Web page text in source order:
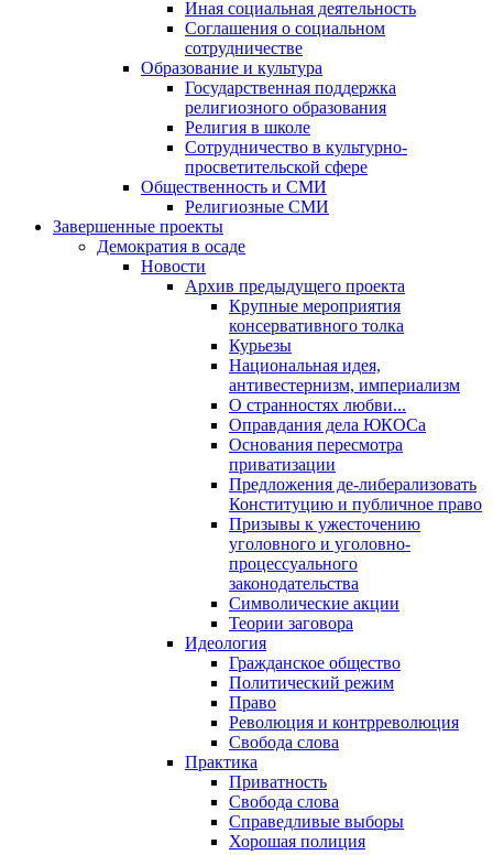
Иная социальная деятельность
Соглашения о социальном
сотрудничестве
Образование и культура
Государственная поддержка
религиозного образования
Религия в школе
Сотрудничество в культурно-
просветительской сфере
Общественность и СМИ
Религиозные СМИ
Завершенные проекты
Демократия в осаде
Новости
Архив предыдущего проекта
Крупные мероприятия
консервативного толка
Курьезы
Национальная идея,
антивестернизм, империализм
О странностях любви...
Оправдания дела ЮКОСа
Основания пересмотра
приватизации
Предложения де-либерализовать
Конституцию и публичное право
Призывы к ужесточению
уголовного и уголовно-
процессуального
законодательства
Символические акции
Теории заговора
Идеология
Гражданское общество
Политический режим
Право
Революция и контрреволюция
Свобода слова
Практика
Приватность
Свобода слова
Справедливые выборы
Хорошая полиция